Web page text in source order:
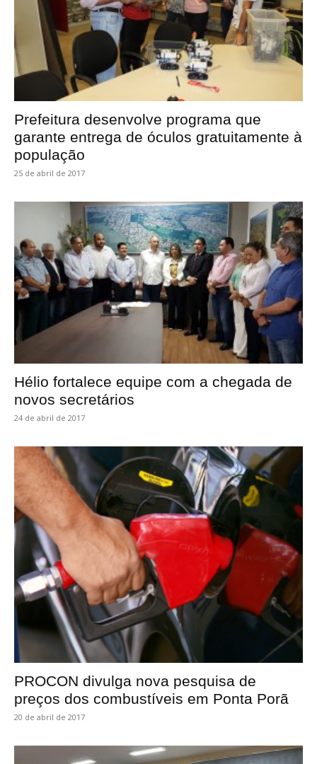
Prefeitura desenvolve programa que
garante entrega de óculos gratuitamente à
população
25 de abril de 2017
Hélio fortalece equipe com a chegada de
novos secretários
24 de abril de 2017
PROCON divulga nova pesquisa de
preços dos combustíveis em Ponta Porã
20 de abril de 2017